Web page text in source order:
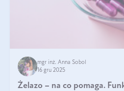
mgr inż. Anna Sobol
16 gru 2025
Żelazo – na co pomaga.